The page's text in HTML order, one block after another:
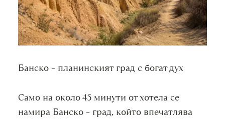
Банско – планинският град с богат дух
Само на около 45 минути от хотела се
намира Банско – град, който впечатлява